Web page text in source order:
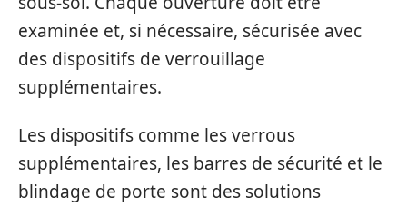
examinée et, si nécessaire, sécurisée avec
des dispositifs de verrouillage
supplémentaires.
Les dispositifs comme les verrous
supplémentaires, les barres de sécurité et le
blindage de porte sont des solutions